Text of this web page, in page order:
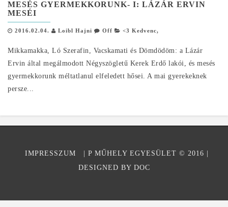
MESÉS GYERMEKKORUNK- I: LÁZÁR ERVIN
MESÉI
2016.02.04. Loibl Hajni Off <3 Kedvenc,
Mikkamakka, Ló Szerafin, Vacskamati és Dömdödöm: a Lázár
Ervin által megálmodott Négyszögletű Kerek Erdő lakói, és mesés
gyermekkorunk méltatlanul elfeledett hősei. A mai gyerekeknek
persze...
IMPRESSZUM | P MŰHELY EGYESÜLET © 2016
DESIGNED BY DOC